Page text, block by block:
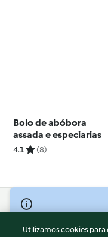
Bolo de abóbora
assada e especiarias
4.1 (8)
© Copyright 2026
Termos de Utilização
Utilizamos cookies